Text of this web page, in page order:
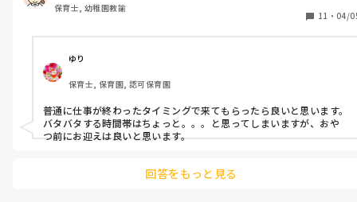
保育士の立場、保護者の立場でどうだったか聞きたいです。ちな
保育士, 幼稚園教諭
11 ・ 04/
ゆり
保育士, 保育園, 認可保育園
普通に仕事が終わったタイミングで来てもらったら良いと思います。
バタバタする時間帯はちょっと。。。と思ってしまいますが、おや
つ前にお迎えは良いと思います。
回答をもっと見る